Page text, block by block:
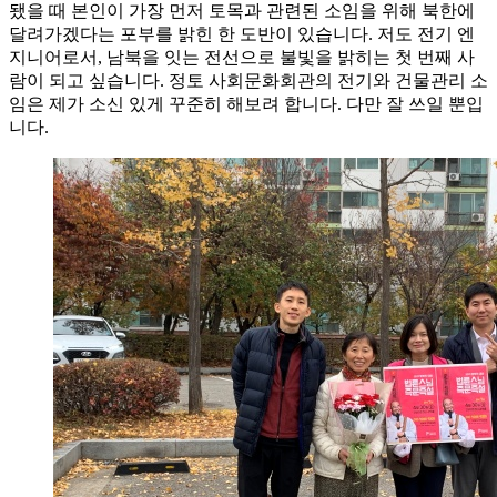
됐을 때 본인이 가장 먼저 토목과 관련된 소임을 위해 북한에
달려가겠다는 포부를 밝힌 한 도반이 있습니다. 저도 전기 엔
지니어로서, 남북을 잇는 전선으로 불빛을 밝히는 첫 번째 사
람이 되고 싶습니다. 정토 사회문화회관의 전기와 건물관리 소
임은 제가 소신 있게 꾸준히 해보려 합니다. 다만 잘 쓰일 뿐입
니다.